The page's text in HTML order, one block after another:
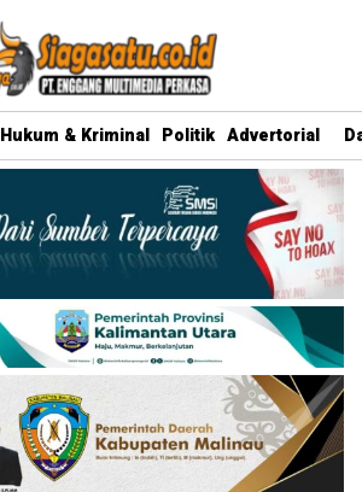
Hukum & Kriminal Politik Advertorial